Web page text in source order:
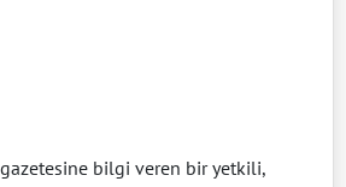
bilgi veren bir yetkili,